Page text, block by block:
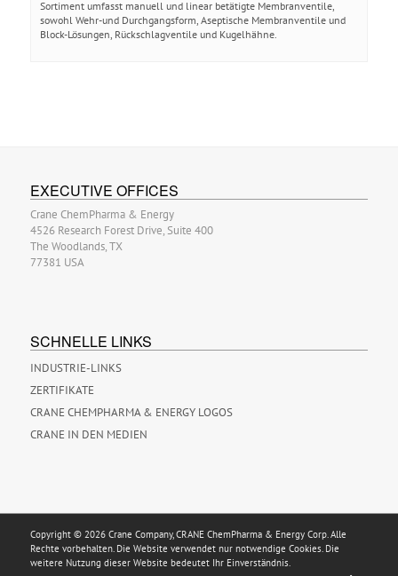
Sortiment umfasst manuell und linear betätigte Membranventile,
sowohl Wehr-und Durchgangsform, Aseptische Membranventile und
Block-Lösungen, Rückschlagventile und Kugelhähne.
EXECUTIVE OFFICES
Crane ChemPharma & Energy
4526 Research Forest Drive, Suite 400
The Woodlands, TX
77381 USA
SCHNELLE LINKS
INDUSTRIE-LINKS
ZERTIFIKATE
CRANE CHEMPHARMA & ENERGY LOGOS
CRANE IN DEN MEDIEN
Copyright © 2026 Crane Company, CRANE ChemPharma & Energy Corp. Alle
Rechte vorbehalten. Die Website verwendet nur notwendige Cookies. Die
weitere Nutzung dieser Website bedeutet Ihr Einverständnis.